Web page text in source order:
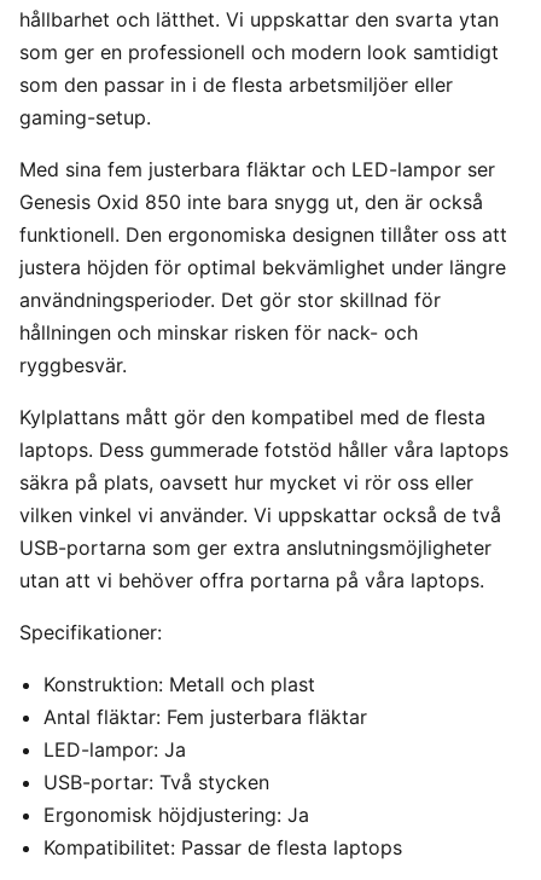
hållbarhet och lätthet. Vi uppskattar den svarta ytan
som ger en professionell och modern look samtidigt
som den passar in i de flesta arbetsmiljöer eller
gaming-setup.
Med sina fem justerbara fläktar och LED-lampor ser
Genesis Oxid 850 inte bara snygg ut, den är också
funktionell. Den ergonomiska designen tillåter oss att
justera höjden för optimal bekvämlighet under längre
användningsperioder. Det gör stor skillnad för
hållningen och minskar risken för nack- och
ryggbesvär.
Kylplattans mått gör den kompatibel med de flesta
laptops. Dess gummerade fotstöd håller våra laptops
säkra på plats, oavsett hur mycket vi rör oss eller
vilken vinkel vi använder. Vi uppskattar också de två
USB-portarna som ger extra anslutningsmöjligheter
utan att vi behöver offra portarna på våra laptops.
Specifikationer:
Konstruktion: Metall och plast
Antal fläktar: Fem justerbara fläktar
LED-lampor: Ja
USB-portar: Två stycken
Ergonomisk höjdjustering: Ja
Kompatibilitet: Passar de flesta laptops